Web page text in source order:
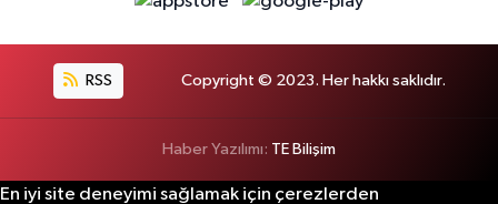
RSS Copyright © 2023. Her hakkı saklıdır.
Haber Yazılımı: TE Bilişim
En iyi site deneyimi sağlamak için çerezlerden